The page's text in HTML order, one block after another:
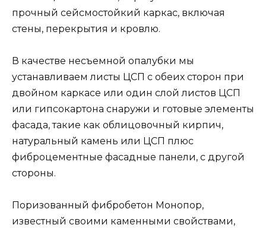
прочный сейсмостойкий каркас, включая
стены, перекрытия и кровлю.
В качестве несъемной опалубки мы
устанавливаем листы ЦСП с обеих сторон при
двойном каркасе или один слой листов ЦСП
или гипсокартона снаружи и готовые элементы
фасада, такие как облицовочный кирпич,
натуральный камень или ЦСП плюс
фиброцементные фасадные панели, с другой
стороны.
Поризованный фибробетон Монопор,
известный своими каменными свойствами,